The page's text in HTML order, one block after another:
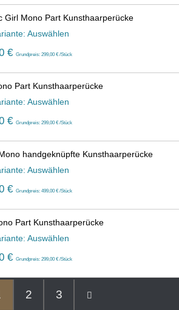
Girl Mono Part Kunsthaarperücke
Auswählen
€ Grundpreis: 299,00 € /Stück
Part Kunsthaarperücke
Auswählen
€ Grundpreis: 299,00 € /Stück
handgeknüpfte Kunsthaarperücke
Auswählen
€ Grundpreis: 499,00 € /Stück
Part Kunsthaarperücke
Auswählen
€ Grundpreis: 299,00 € /Stück
2 3